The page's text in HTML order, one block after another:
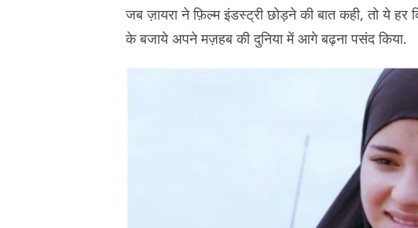
जब ज़ायरा ने फ़िल्म इंडस्ट्री छोड़ने की बात कही, तो ये हर
के बजाये अपने मज़हब की दुनिया में आगे बढ़ना पसंद किया.